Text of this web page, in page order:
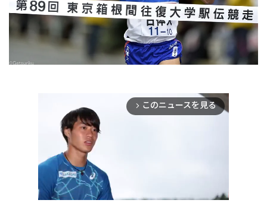
arrow_forward_ios このニュースを見る